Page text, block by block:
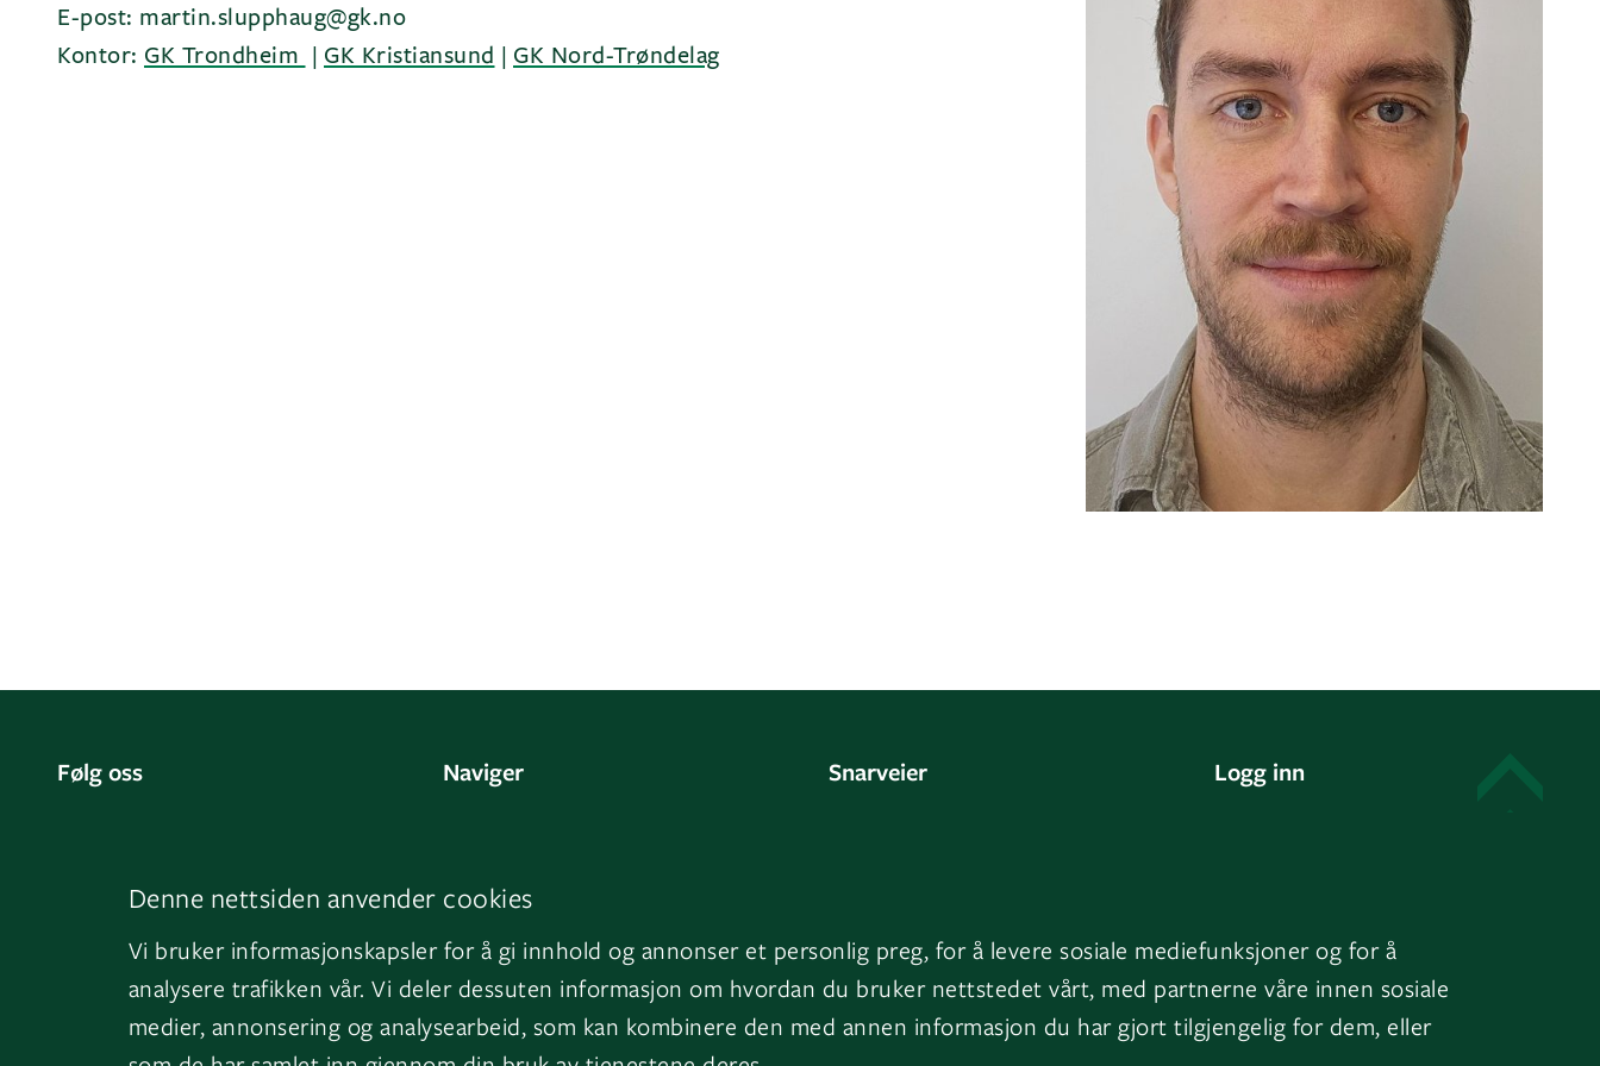
Denne nettsiden anvender cookies
Vi bruker informasjonskapsler for å gi innhold og annonser et personlig preg, for å levere sosiale mediefunksjoner og for å
analysere trafikken vår. Vi deler dessuten informasjon om hvordan du bruker nettstedet vårt, med partnerne våre innen sosiale
medier, annonsering og analysearbeid, som kan kombinere den med annen informasjon du har gjort tilgjengelig for dem, eller
E-post: martin.slupphaug@gk.no
Kontor: GK Trondheim | GK Kristiansund | GK Nord-Trøndelag
Følg oss
Facebook
Instagram
YouTube
Naviger
Om oss
GK Sverige
GK Danmark
Snarveier
Varsling
Jobb i GK
Presserom
Logg inn